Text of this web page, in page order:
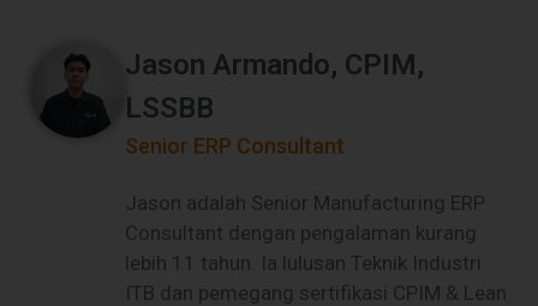
Jason Armando, CPIM,
LSSBB
Senior ERP Consultant
Jason adalah Senior Manufacturing ERP
Consultant dengan pengalaman kurang
lebih 11 tahun. Ia lulusan Teknik Industri
ITB dan pemegang sertifikasi CPIM & Lean